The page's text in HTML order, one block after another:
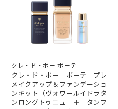
クレ・ド・ポー ボーテ
クレ・ド・ポー ボーテ プレ
メイクアップ＆ファンデーショ
ンキット（ヴォワールイドラタ
ンロングトゥニュ ＋ タンフ